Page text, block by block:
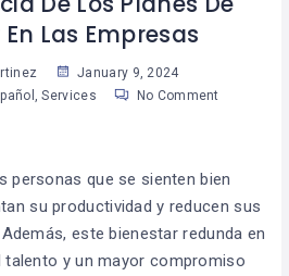
Las Empresas
January 9, 2024
,Services No Comment
personas que se sienten bien
su productividad y reducen sus
este bienestar redunda en
talento y un mayor compromiso